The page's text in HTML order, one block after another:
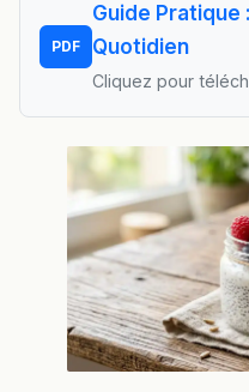
PDF
Guide Pratique
Quotidien
Cliquez pour